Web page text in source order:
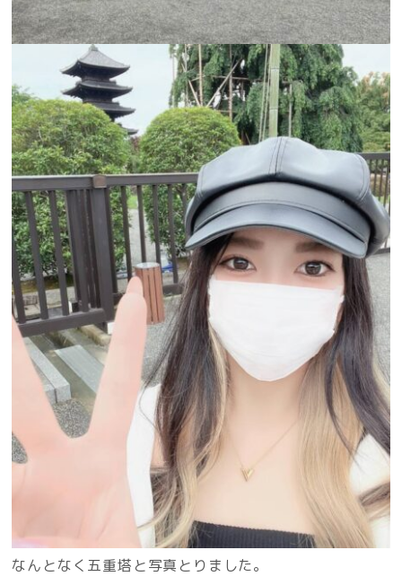
なんとなく五重塔と写真とりました。